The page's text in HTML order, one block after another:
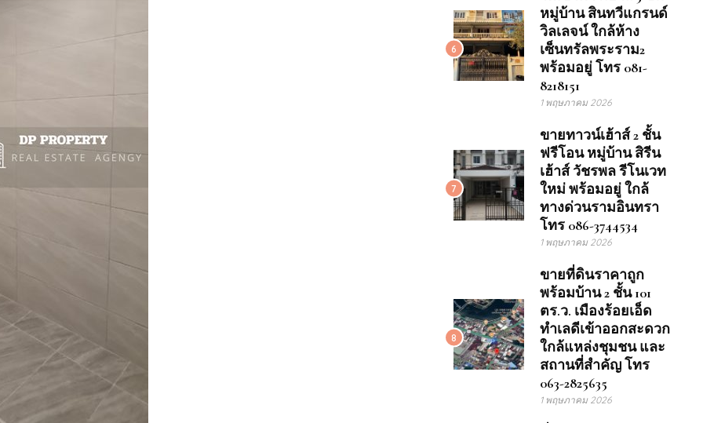
6
หมู่บ้าน สินทวีแกรนด์
วิลเลจน์ ใกล้ห้าง
เซ็นทรัลพระราม2
พร้อมอยู่ โทร 081-
8218151
1 พฤษภาคม 2026
7
ขายทาวน์เฮ้าส์ 2 ชั้น
ฟรีโอน หมู่บ้าน สิรีน
เฮ้าส์ วัชรพล รีโนเวท
ใหม่ พร้อมอยู่ ใกล้
ทางด่วนรามอินทรา
โทร 086-3744534
1 พฤษภาคม 2026
8
ขายที่ดินราคาถูก
พร้อมบ้าน 2 ชั้น 101
ตร.ว. เมืองร้อยเอ็ด
ทำเลดีเข้าออกสะดวก
ใกล้แหล่งชุมชน และ
สถานที่สำคัญ โทร
063-2825635
1 พฤษภาคม 2026